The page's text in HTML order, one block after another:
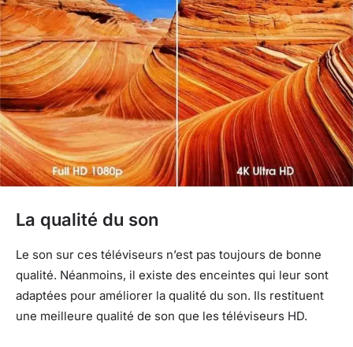
La qualité du son
Le son sur ces téléviseurs n’est pas toujours de bonne
qualité. Néanmoins, il existe des enceintes qui leur sont
adaptées pour améliorer la qualité du son. Ils restituent
une meilleure qualité de son que les téléviseurs HD.